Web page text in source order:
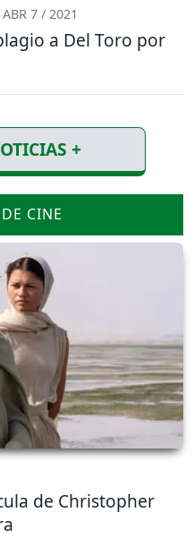
7 / 2021
a Del Toro por
+
CINE
de Christopher